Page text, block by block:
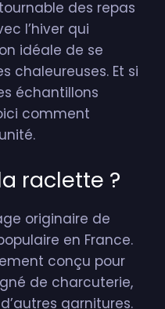
des repas
l’hiver qui
idéale de se
chaleureuses. Et si
échantillons
comment
raclette ?
originaire de
en France.
conçu pour
de charcuterie,
garnitures.